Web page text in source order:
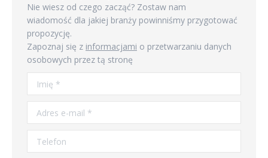
Nie wiesz od czego zacząć? Zostaw nam
wiadomość dla jakiej branży powinniśmy przygotować
propozycję.
Zapoznaj się z informacjami o przetwarzaniu danych
osobowych przez tą stronę
Imię *
Adres e-mail *
Telefon